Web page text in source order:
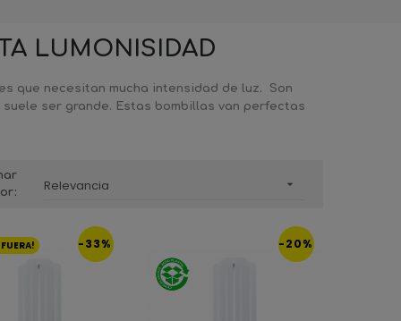
LUMONISIDAD
que necesitan mucha intensidad de luz. Son
ser grande. Estas bombillas van perfectas
Relevancia 
-33% -20%